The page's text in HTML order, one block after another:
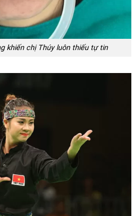
khiến chị Thúy luôn thiếu tự tin